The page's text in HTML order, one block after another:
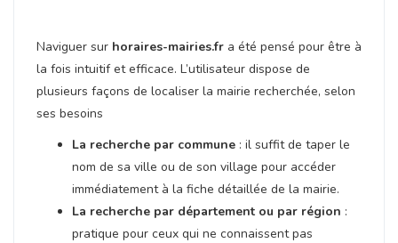
Naviguer sur horaires-mairies.fr a été pensé pour être à
la fois intuitif et efficace. L’utilisateur dispose de
plusieurs façons de localiser la mairie recherchée, selon
ses besoins
La recherche par commune : il suffit de taper le
nom de sa ville ou de son village pour accéder
immédiatement à la fiche détaillée de la mairie.
La recherche par département ou par région :
pratique pour ceux qui ne connaissent pas